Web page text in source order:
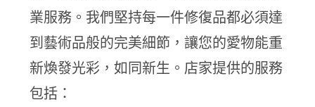
業服務。我們堅持每一件修復品都必須達
到藝術品般的完美細節，讓您的愛物能重
新煥發光彩，如同新生。店家提供的服務
包括：